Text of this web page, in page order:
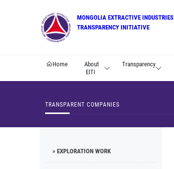
MONGOLIA EXTRACTIVE INDUSTRIES
TRANSPARENCY INITIATIVE
Home
About
EITI
Transparency
TRANSPARENT COMPANIES
» EXPLORATION WORK